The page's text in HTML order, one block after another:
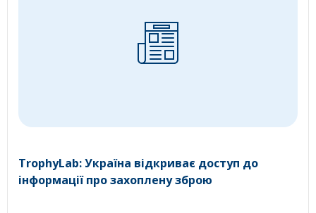
TrophyLab: Україна відкриває доступ до
інформації про захоплену зброю